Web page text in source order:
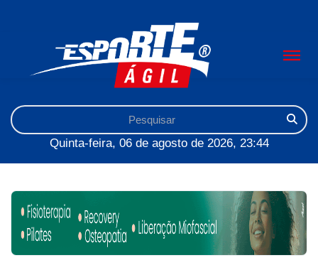
Quinta-feira, 06 de agosto de 2026, 23:44